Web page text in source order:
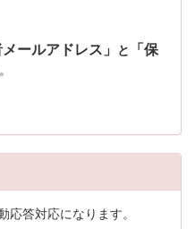
メールアドレス」 と 「保
答対応になります。